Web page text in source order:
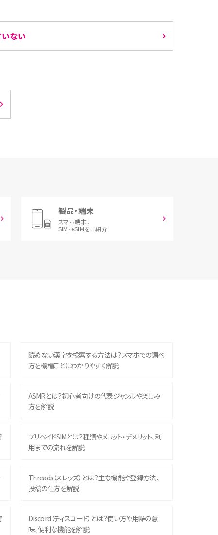
いない
製品・端末
スマホ端末、
SIM・eSIMをご紹介
読めない漢字を検索する方法は？スマホでの調べ
方を機種ごとにわかりやすく解説
ASMRとは？初心者向けの代表ジャンルや楽しみ
方を解説
プリペイドSIMとは？種類やメリット・デメリット、利
用までの流れを解説
Threads（スレッズ）とは？主な機能や登録方法、
投稿の仕方を解説
Discord（ディスコード）とは？使い方や用語の意
味、便利な機能を解説